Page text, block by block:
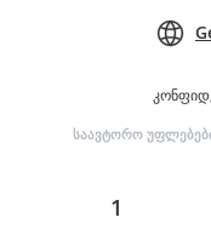
საავტორო